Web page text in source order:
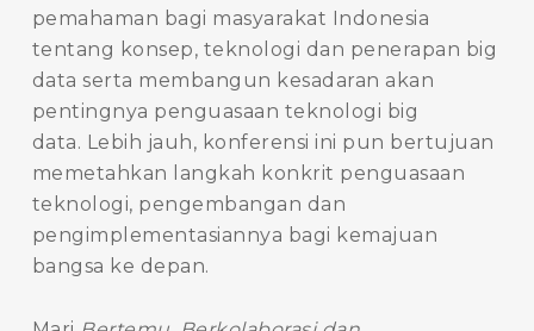
pemahaman bagi masyarakat Indonesia
tentang konsep, teknologi dan penerapan big
data serta membangun kesadaran akan
pentingnya penguasaan teknologi big
data. Lebih jauh, konferensi ini pun bertujuan
memetahkan langkah konkrit penguasaan
teknologi, pengembangan dan
pengimplementasiannya bagi kemajuan
bangsa ke depan.